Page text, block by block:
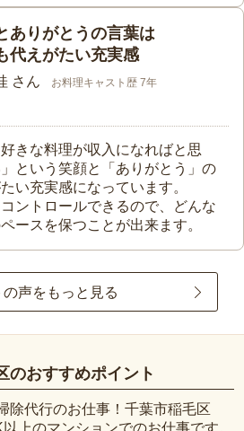
ありがとうの言葉は
代えがたい充実感
さん お料理キャスト歴 7年
きな料理が収入になればと思
という笑顔と「ありがとう」の
い充実感になっています。
ントロールできるので、どんな
ースを保つことが出来ます。
の声をもっと見る
のおすすめポイント
除代行のお仕事！千葉市稲毛区
上のマンションでのお仕事です。